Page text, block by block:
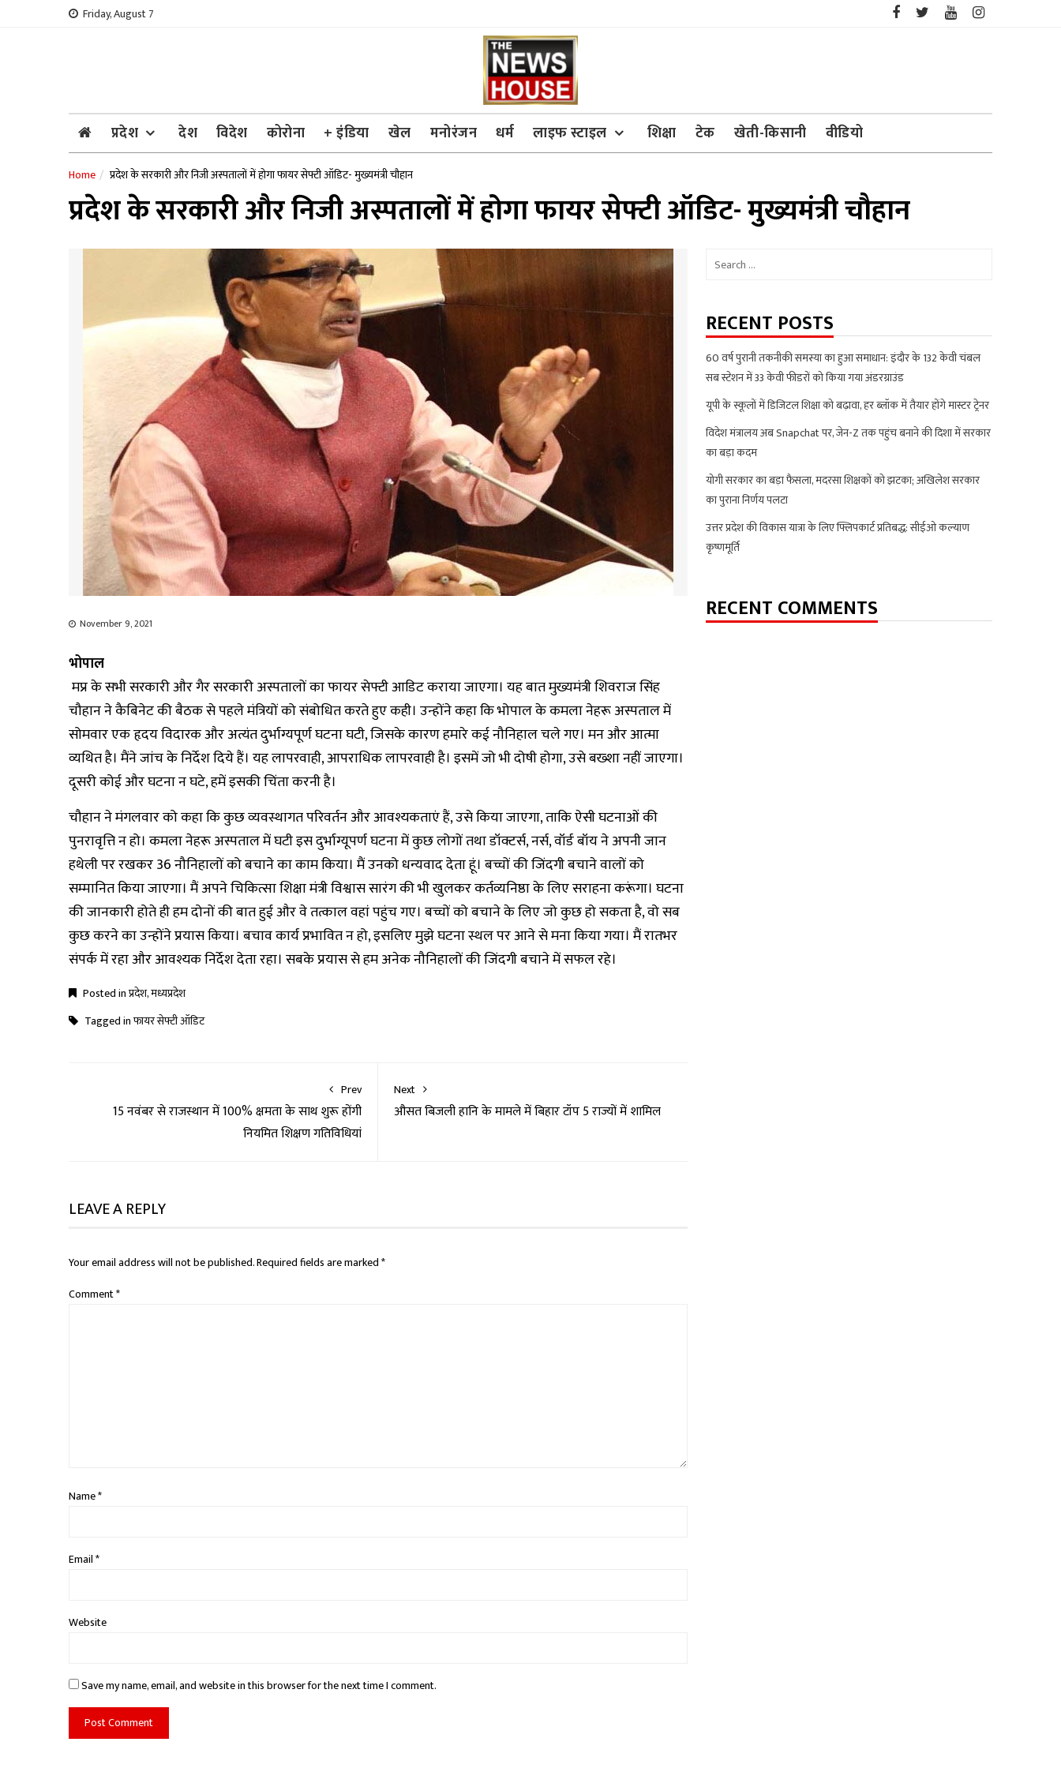
Friday, August 7
प्रदेश देश विदेश कोरोना + इंडिया खेल मनोरंजन धर्म लाइफ स्टाइल शिक्षा टेक खेती-किसानी वीडियो
Home प्रदेश के सरकारी और निजी अस्पतालों में होगा फायर सेफ्टी ऑडिट- मुख्यमंत्री चौहान
प्रदेश के सरकारी और निजी अस्पतालों में होगा फायर सेफ्टी ऑडिट- मुख्यमंत्री चौहान
November 9, 2021
भोपाल
मप्र के सभी सरकारी और गैर सरकारी अस्पतालों का फायर सेफ्टी आडिट कराया जाएगा। यह बात मुख्यमंत्री शिवराज सिंह
चौहान ने कैबिनेट की बैठक से पहले मंत्रियों को संबोधित करते हुए कही। उन्होंने कहा कि भोपाल के कमला नेहरू अस्पताल में
सोमवार एक हृदय विदारक और अत्यंत दुर्भाग्यपूर्ण घटना घटी, जिसके कारण हमारे कई नौनिहाल चले गए। मन और आत्मा
व्यथित है। मैंने जांच के निर्देश दिये हैं। यह लापरवाही, आपराधिक लापरवाही है। इसमें जो भी दोषी होगा, उसे बख्शा नहीं जाएगा।
दूसरी कोई और घटना न घटे, हमें इसकी चिंता करनी है।
चौहान ने मंगलवार को कहा कि कुछ व्यवस्थागत परिवर्तन और आवश्यकताएं हैं, उसे किया जाएगा, ताकि ऐसी घटनाओं की
पुनरावृत्ति न हो। कमला नेहरू अस्पताल में घटी इस दुर्भाग्यूपर्ण घटना में कुछ लोगों तथा डॉक्टर्स, नर्स, वॉर्ड बॉय ने अपनी जान
हथेली पर रखकर 36 नौनिहालों को बचाने का काम किया। मैं उनको धन्यवाद देता हूं। बच्चों की जिंदगी बचाने वालों को
सम्मानित किया जाएगा। मैं अपने चिकित्सा शिक्षा मंत्री विश्वास सारंग की भी खुलकर कर्तव्यनिष्ठा के लिए सराहना करूंगा। घटना
की जानकारी होते ही हम दोनों की बात हुई और वे तत्काल वहां पहुंच गए। बच्चों को बचाने के लिए जो कुछ हो सकता है, वो सब
कुछ करने का उन्होंने प्रयास किया। बचाव कार्य प्रभावित न हो, इसलिए मुझे घटना स्थल पर आने से मना किया गया। मैं रातभर
संपर्क में रहा और आवश्यक निर्देश देता रहा। सबके प्रयास से हम अनेक नौनिहालों की जिंदगी बचाने में सफल रहे।
Posted inप्रदेश,मध्यप्रदेश
Tagged inफायर सेफ्टी ऑडिट
Prev
15 नवंबर से राजस्थान में 100% क्षमता के साथ शुरू होंगी
नियमित शिक्षण गतिविधियां
Next
औसत बिजली हानि के मामले में बिहार टॉप 5 राज्यों में शामिल
LEAVE A REPLY
Your email address will not be published.Required fields are marked*
Comment*
Name*
Email*
Website
Save my name, email, and website in this browser for the next time I comment.
Search
RECENT POSTS
60 वर्ष पुरानी तकनीकी समस्या का हुआ समाधान: इंदौर के 132 केवी चंबल
सब स्टेशन में 33 केवी फीडरों को किया गया अंडरग्राउंड
यूपी के स्कूलों में डिजिटल शिक्षा को बढ़ावा, हर ब्लॉक में तैयार होंगे मास्टर ट्रेनर
विदेश मंत्रालय अब Snapchat पर, जेन-Z तक पहुंच बनाने की दिशा में सरकार
का बड़ा कदम
योगी सरकार का बड़ा फैसला, मदरसा शिक्षकों को झटका; अखिलेश सरकार
का पुराना निर्णय पलटा
उत्तर प्रदेश की विकास यात्रा के लिए फ्लिपकार्ट प्रतिबद्ध: सीईओ कल्याण
कृष्णमूर्ति
RECENT COMMENTS